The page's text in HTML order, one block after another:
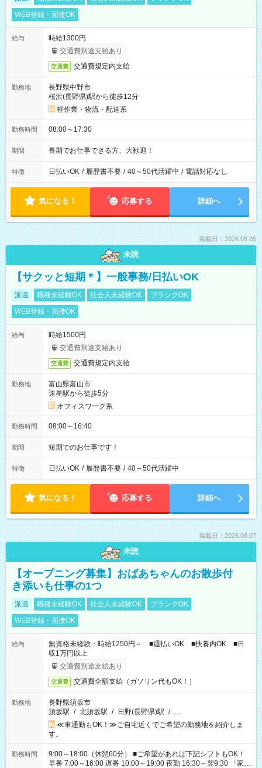
WEB登録・面接OK
給与
時給1300円
交通費別途支給あり
交通費 交通費規定内支給
勤務地
長野県中野市
桜沢(長野県)駅から徒歩12分
軽作業・物流・配送系
勤務時間 08:00～17:30
期間 長期でお仕事できる方、大歓迎！
特徴 日払いOK / 履歴書不要 / 40～50代活躍中 / 電話対応なし
気になる！ 応募する 詳細へ
掲載日：2026.08.05
未読
【サクッと短期＊】一般事務/日払いOK
派遣 職種未経験OK 社会人未経験OK
ブランクOK
WEB登録・面接OK
給与
時給1500円
交通費別途支給あり
交通費 交通費規定内支給
勤務地
富山県富山市
速星駅から徒歩5分
オフィスワーク系
勤務時間 08:00～16:40
期間 短期でのお仕事です！
特徴 日払いOK / 履歴書不要 / 40～50代活躍中
気になる！ 応募する 詳細へ
掲載日：2026.08.07
未読
【オープニング募集】おばあちゃんのお散歩付
き添いも仕事の1つ
派遣 職種未経験OK 社会人未経験OK
ブランクOK
WEB登録・面接OK
給与
無資格未経験：時給1250円～ ■週払いOK ■扶養内OK ■日
収1万円以上
交通費別途支給あり
交通費 交通費全額支給（ガソリン代もOK！）
勤務地
長野県須坂市
須坂駅 / 北須坂駅 / 日野(長野県)駅 / …
≪車通勤もOK！≫ご自宅近くでご希望の勤務地を紹介しま
す。
勤務時間
9:00～18:00（休憩60分） ■ご希望があれば下記シフトもOK！
早番 7:00～16:00 遅番 10:00～19:00 夜勤 16:30～翌9:30 「家族